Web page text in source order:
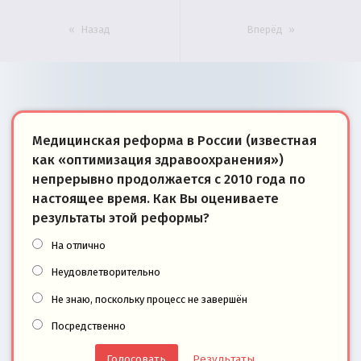
Назад Вперёд
Медицинская реформа в России (известная
как «оптимизация здравоохранения»)
непрерывно продолжается с 2010 года по
настоящее время. Как Вы оцениваете
результаты этой реформы?
На отлично
Неудовлетворительно
Не знаю, поскольку процесс не завершён
Посредственно